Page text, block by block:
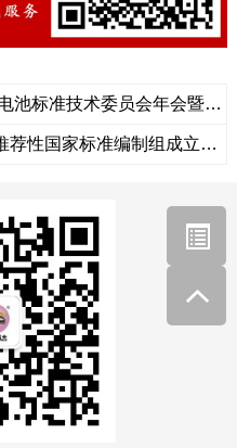
上一篇：祝贺2024年全国原电池标准技术委员会年会暨国家标准审查会圆满成功
下一篇：祝贺宽温锂原电池推荐性国家标准编制组成立圆满成功